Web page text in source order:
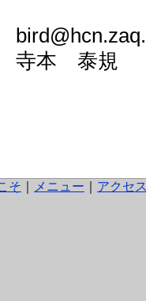
寺本 泰規
そ メニュー アクセ